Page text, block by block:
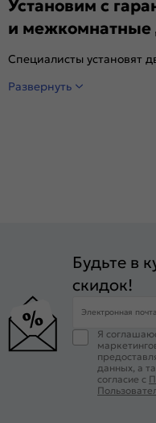
Установим с
и межкомнатные
Специалисты установят
Развернуть
Будьте в
скидок!
Электронная почта
Я
данных, а
согласие с